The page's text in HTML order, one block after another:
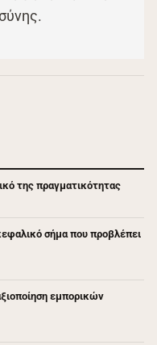
της πραγματικότητας
σήμα που προβλέπει
εμπορικών